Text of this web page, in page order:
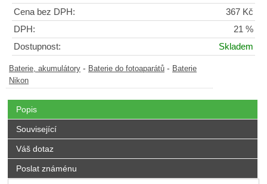
Cena bez DPH:
367 Kč
DPH:
21 %
Dostupnost:
Skladem
Baterie, akumulátory - Baterie do fotoaparátů - Baterie
Nikon
Popis
Související
Váš dotaz
Poslat známénu